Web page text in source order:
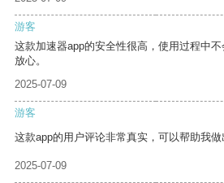
游客
这款加速器app的安全性很高，使用过程中
放心。
2025-07-09
游客
这款app的用户评论非常真实，可以帮助我做
2025-07-09